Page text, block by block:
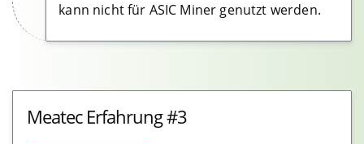
kann nicht für ASIC Miner genutzt werden.
Meatec Erfahrung #3